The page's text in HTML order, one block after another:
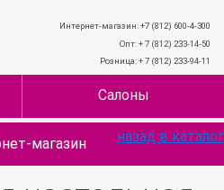
Интернет-магазин: +7 (812) 600-4-300
Опт: + 7 (812) 233-14-50
Розница: + 7 (812) 233-94-11
Салоны
магазин назад в каталог